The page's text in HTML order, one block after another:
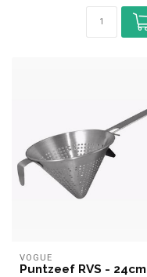
VOGUE
Puntzeef RVS - 24cm